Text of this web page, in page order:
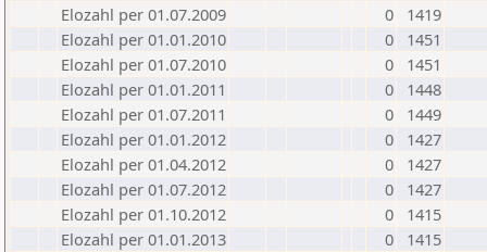
Elozahl per 01.07.2009
0
1419
Elozahl per 01.01.2010
0
1451
Elozahl per 01.07.2010
0
1451
Elozahl per 01.01.2011
0
1448
Elozahl per 01.07.2011
0
1449
Elozahl per 01.01.2012
0
1427
Elozahl per 01.04.2012
0
1427
Elozahl per 01.07.2012
0
1427
Elozahl per 01.10.2012
0
1415
Elozahl per 01.01.2013
0
1415